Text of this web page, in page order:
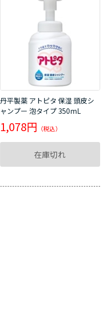
丹平製薬 アトピタ 保湿 頭皮シ
ャンプー 泡タイプ 350mL
1,078円
在庫切れ